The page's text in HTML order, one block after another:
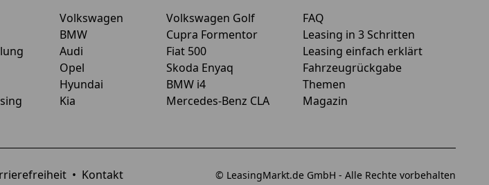
Volkswagen
BMW
Audi
Opel
Hyundai
Kia
Volkswagen Golf
Cupra Formentor
Fiat 500
Skoda Enyaq
BMW i4
Mercedes-Benz CLA
FAQ
Leasing in 3 Schritten
Leasing einfach erklärt
Fahrzeugrückgabe
Themen
Magazin
• Kontakt © LeasingMarkt.de GmbH - Alle Rechte vorbehalten